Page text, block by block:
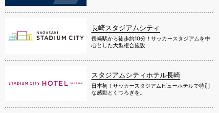
長崎スタジアムシティ
長崎駅から徒歩約10分！サッカースタジアムを中
心とした大型複合施設
スタジアムシティホテル長崎
日本初！サッカースタジアムビューホテルで特別
な感動とくつろぎを。